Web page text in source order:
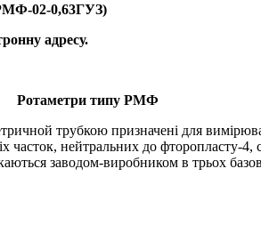
02-0,63ГУЗ)
адресу.
Ротаметри типу РМФ
трубкою призначені для
часток, нейтральних до фторопласту-
заводом-виробником в трьох